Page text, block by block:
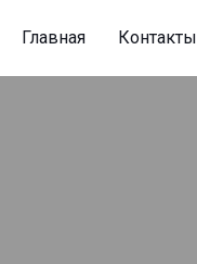
Главная Контакты